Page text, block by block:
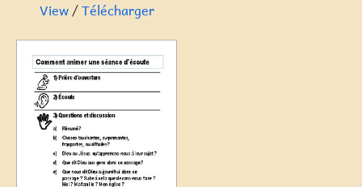
View/Télécharger